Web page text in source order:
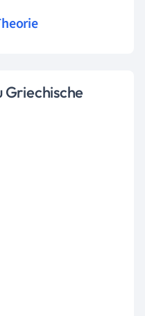
Griechische